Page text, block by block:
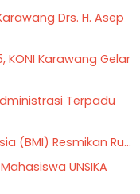
Drs. H. Asep
KONI Karawang Gelar
Terpadu
(BMI) Resmikan Ru...
UNSIKA